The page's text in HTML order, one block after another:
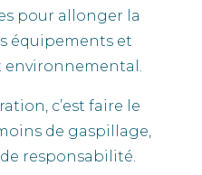
pour allonger la
équipements et
c’est faire le
de gaspillage,
responsabilité.